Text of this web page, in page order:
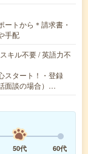
ートから＊請求書・
手配
キル不要 / 英語力不
スタート！・登録
面談の場合）…
50代
60代